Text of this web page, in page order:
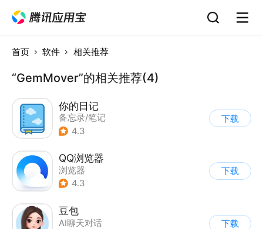
首页 软件 相关推荐
“GemMover”的相关推荐(4)
你的日记
备忘录/笔记
4.3
下载
QQ浏览器
浏览器
4.3
下载
豆包
AI聊天对话
下载